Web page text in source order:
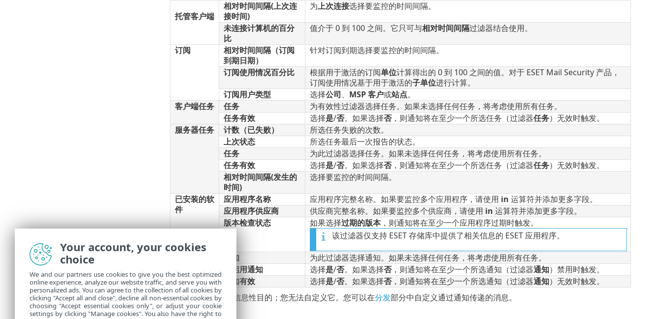
托管客户端
相对时间间隔(上次连
接时间)
为上次连接选择要监控的时间间隔。
未连接计算机的百分
比
值介于 0 到 100 之间。它只可与相对时间间隔过滤器结合使用。
订阅
相对时间间隔（订阅
到期日期）
针对订阅到期选择要监控的时间间隔。
订阅使用情况百分比 根据用于激活的订阅单位计算得出的 0 到 100 之间的值。对于 ESET Mail Security 产品，
订阅使用情况基于用于激活的子单位进行计算。
订阅用户类型
选择公司、 MSP 客户或站点。
客户端任务
任务
为有效性过滤器选择任务。如果未选择任何任务，将考虑使用所有任务。
任务有效
选择是/否。如果选择否，则通知将在至少一个所选任务（过滤器任务）无效时触发。
服务器任务
计数（已失败）
所选任务失败的次数。
上次状态
所选任务最后一次报告的状态。
任务
为此过滤器选择任务。如果未选择任何任务，将考虑使用所有任务。
任务有效
选择是/否。如果选择否，则通知将在至少一个所选任务（过滤器任务）无效时触发。
相对时间间隔(发生的
时间)
选择要监控的时间间隔。
已安装的软
件
应用程序名称 应用程序完整名称。如果要监控多个应用程序，请使用 in 运算符并添加更多字段。
应用程序供应商
供应商完整名称。如果要监控多个供应商，请使用 in 运算符并添加更多字段。
版本检查状态
如果选择过期的版本，则通知将在至少一个应用程序过期时触发。
该过滤器仅支持 ESET 存储库中提供了相关信息的 ESET 应用程序。
通知
为此过滤器选择通知。如果未选择任何任务，将考虑使用所有任务。
已启用通知
选择是/否。如果选择否，则通知将在至少一个所选通知（过滤器通知）禁用时触发。
通知有效
选择是/否。如果选择否，则通知将在至少一个所选通知（过滤器通知）无效时触发。
默认消息内容具有信息性目的；您无法自定义它。您可以在分发部分中自定义通过通知传递的消息。
Your account, your cookies
choice
We and our partners use cookies to give you the best optimized
online experience, analyze our website traffic, and serve you with
personalized ads. You can agree to the collection of all cookies by
clicking "Accept all and close", decline all non-essential cookies by
choosing "Accept essential cookies only", or adjust your cookie
settings by clicking "Manage cookies". You also have the right to